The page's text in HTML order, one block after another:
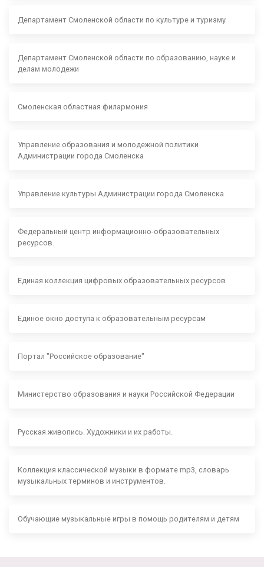
Департамент Смоленской области по культуре и туризму
Департамент Смоленской области по образованию, науке и
делам молодежи
Смоленская областная филармония
Управление образования и молодежной политики
Администрации города Смоленска
Управление культуры Администрации города Смоленска
Федеральный центр информационно-образовательных
ресурсов.
Единая коллекция цифровых образовательных ресурсов
Единое окно доступа к образовательным ресурсам
Портал "Российское образование"
Министерство образования и науки Российской Федерации
Русская живопись. Художники и их работы.
Коллекция классической музыки в формате mp3, словарь
музыкальных терминов и инструментов.
Обучающие музыкальные игры в помощь родителям и детям